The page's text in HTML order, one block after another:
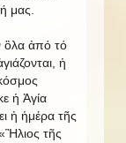
μας.
ὃλα ἀπό τό
ἡ
ἡ Ἁγία
ἡ ἡμέρα τῆς
τῆς